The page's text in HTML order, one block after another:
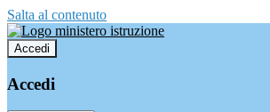
Salta al contenuto
Accedi
Accedi